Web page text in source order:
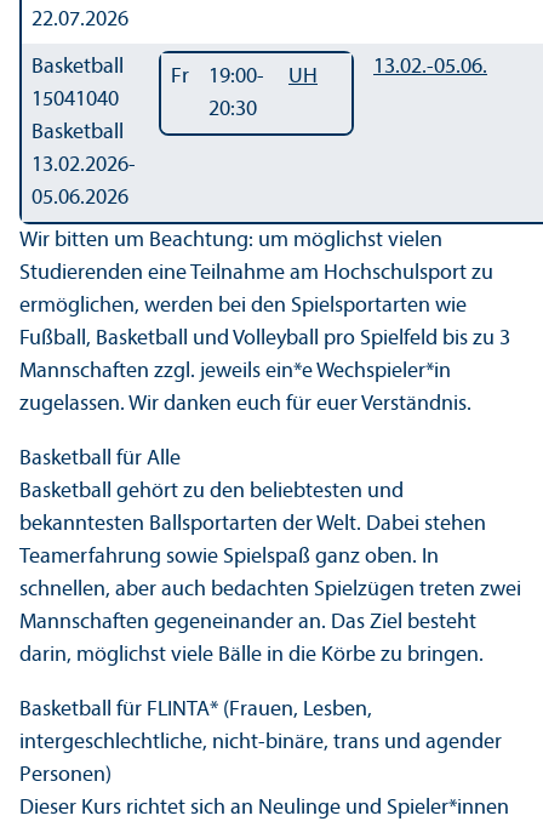
22.07.2026
Basketball
15041040
Basketball
13.02.2026-
05.06.2026
Fr
19:00-
20:30
UH 13.02.-05.06.
Wir bitten um Beachtung: um möglichst vielen
Studierenden eine Teilnahme am Hochschulsport zu
ermöglichen, werden bei den Spielsportarten wie
Fußball, Basketball und Volleyball pro Spielfeld bis zu 3
Mannschaften zzgl. jeweils ein*e Wechspieler*in
zugelassen. Wir danken euch für euer Verständnis.
Basketball für Alle
Basketball gehört zu den beliebtesten und
bekanntesten Ballsportarten der Welt. Dabei stehen
Teamerfahrung sowie Spielspaß ganz oben. In
schnellen, aber auch bedachten Spielzügen treten zwei
Mannschaften gegeneinander an. Das Ziel besteht
darin, möglichst viele Bälle in die Körbe zu bringen.
Basketball für FLINTA* (Frauen, Lesben,
intergeschlechtliche, nicht-binäre, trans und agender
Personen)
Dieser Kurs richtet sich an Neulinge und Spieler*innen